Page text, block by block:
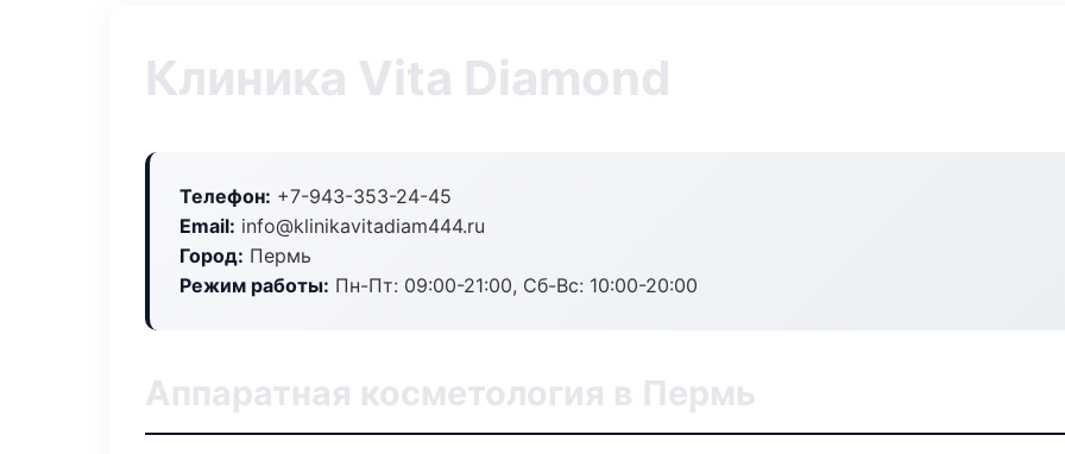
Клиника Vita Diamond
Телефон: +7-943-353-24-45
Email: info@klinikavitadiam444.ru
Город: Пермь
Режим работы: Пн-Пт: 09:00-21:00, Сб-Вс: 10:00-20:00
Аппаратная косметология в Пермь